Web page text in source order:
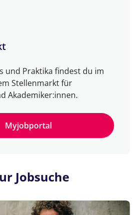
und Praktika findest du im
Stellenmarkt für
Akademiker:innen.
Myjobportal
Jobsuche